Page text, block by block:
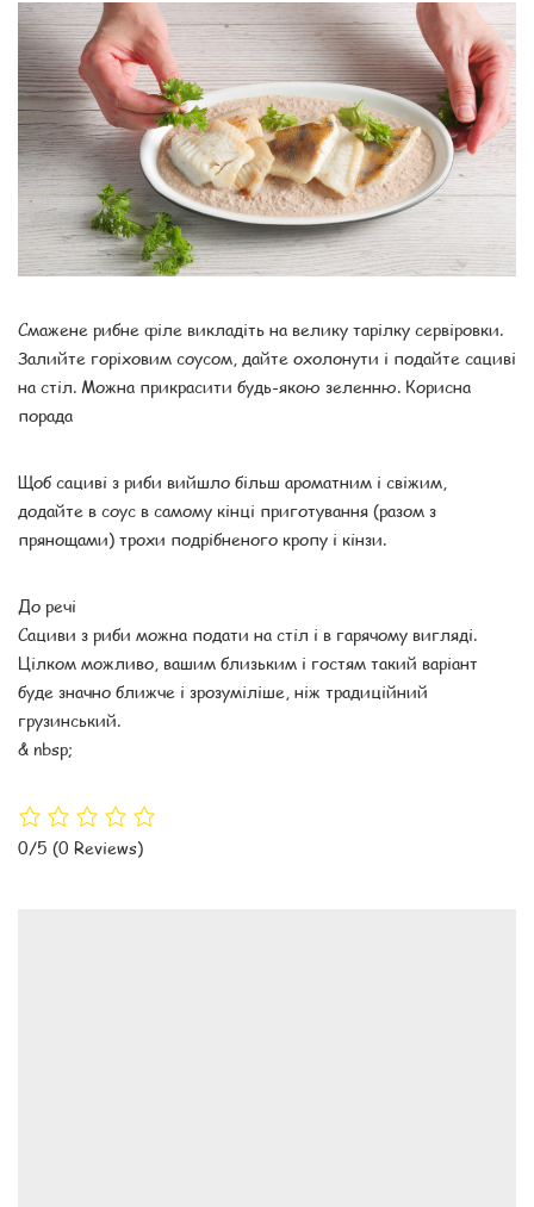
Смажене рибне філе викладіть на велику тарілку сервіровки.
Залийте горіховим соусом, дайте охолонути і подайте сациві
на стіл. Можна прикрасити будь-якою зеленню. Корисна
порада
Щоб сациві з риби вийшло більш ароматним і свіжим,
додайте в соус в самому кінці приготування (разом з
прянощами) трохи подрібненого кропу і кінзи.
До речі
Сациви з риби можна подати на стіл і в гарячому вигляді.
Цілком можливо, вашим близьким і гостям такий варіант
буде значно ближче і зрозуміліше, ніж традиційний
грузинський.
& nbsp;
0/5 (0 Reviews)